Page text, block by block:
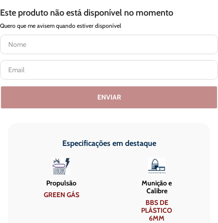
Este produto não está disponível no momento
Quero que me avisem quando estiver disponível
ENVIAR
Especificações em destaque
Propulsão
GREEN GÁS
Munição e
Calibre
BBS DE
PLÁSTICO
6MM